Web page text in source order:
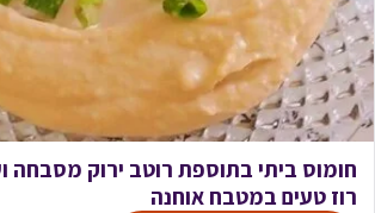
חומוס ביתי בתוספת רוטב ירוק מסבחה
רוז טעים במטבח אוחנה